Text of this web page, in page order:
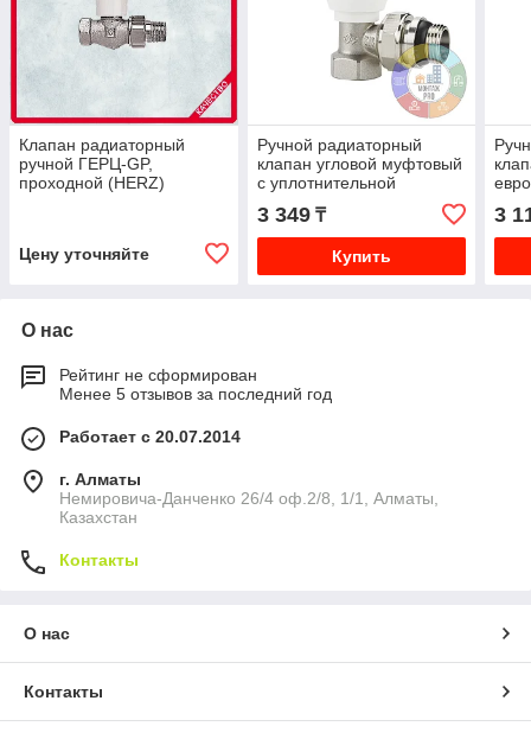
Клапан радиаторный
ручной ГЕРЦ-GP,
проходной (HERZ)
Цену уточняйте
Ручной радиаторный
клапан угловой муфтовый
с уплотнительной
резинкой Ду 15 (1/2")
Varmega
3 349₸
Купить
3
О нас
Рейтинг не сформирован
Менее 5 отзывов за последний год
Работает с 20.07.2014
г. Алматы
Немировича-Данченко 26/4 оф.2/8, 1/1, Алматы,
Казахстан
Контакты
О нас
Контакты